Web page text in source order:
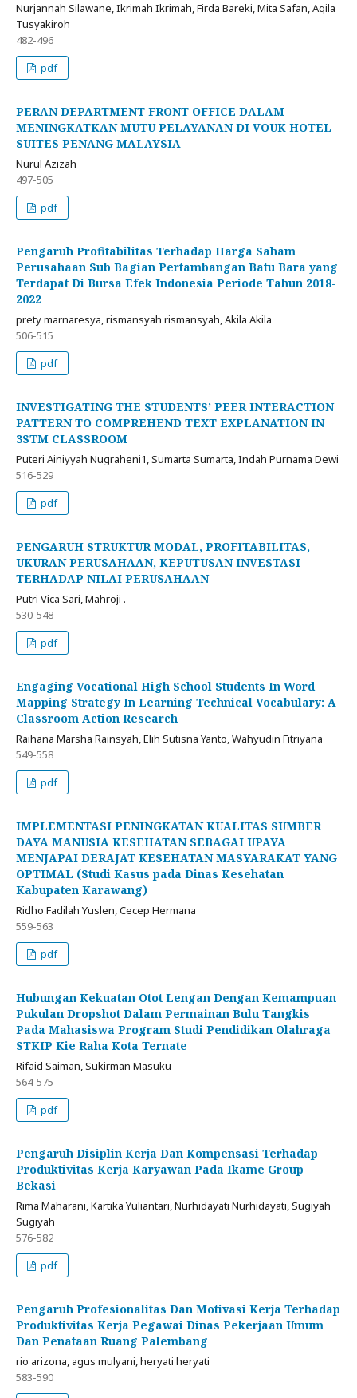
Nurjannah Silawane, Ikrimah Ikrimah, Firda Bareki, Mita Safan, Aqila
Tusyakiroh
482-496
pdf
PERAN DEPARTMENT FRONT OFFICE DALAM
MENINGKATKAN MUTU PELAYANAN DI VOUK HOTEL
SUITES PENANG MALAYSIA
Nurul Azizah
497-505
pdf
Pengaruh Profitabilitas Terhadap Harga Saham
Perusahaan Sub Bagian Pertambangan Batu Bara yang
Terdapat Di Bursa Efek Indonesia Periode Tahun 2018-
2022
prety marnaresya, rismansyah rismansyah, Akila Akila
506-515
pdf
INVESTIGATING THE STUDENTS’ PEER INTERACTION
PATTERN TO COMPREHEND TEXT EXPLANATION IN
3STM CLASSROOM
Puteri Ainiyyah Nugraheni1, Sumarta Sumarta, Indah Purnama Dewi
516-529
pdf
PENGARUH STRUKTUR MODAL, PROFITABILITAS,
UKURAN PERUSAHAAN, KEPUTUSAN INVESTASI
TERHADAP NILAI PERUSAHAAN
Putri Vica Sari, Mahroji .
530-548
pdf
Engaging Vocational High School Students In Word
Mapping Strategy In Learning Technical Vocabulary: A
Classroom Action Research
Raihana Marsha Rainsyah, Elih Sutisna Yanto, Wahyudin Fitriyana
549-558
pdf
IMPLEMENTASI PENINGKATAN KUALITAS SUMBER
DAYA MANUSIA KESEHATAN SEBAGAI UPAYA
MENJAPAI DERAJAT KESEHATAN MASYARAKAT YANG
OPTIMAL (Studi Kasus pada Dinas Kesehatan
Kabupaten Karawang)
Ridho Fadilah Yuslen, Cecep Hermana
559-563
pdf
Hubungan Kekuatan Otot Lengan Dengan Kemampuan
Pukulan Dropshot Dalam Permainan Bulu Tangkis
Pada Mahasiswa Program Studi Pendidikan Olahraga
STKIP Kie Raha Kota Ternate
Rifaid Saiman, Sukirman Masuku
564-575
pdf
Pengaruh Disiplin Kerja Dan Kompensasi Terhadap
Produktivitas Kerja Karyawan Pada Ikame Group
Bekasi
Rima Maharani, Kartika Yuliantari, Nurhidayati Nurhidayati, Sugiyah
Sugiyah
576-582
pdf
Pengaruh Profesionalitas Dan Motivasi Kerja Terhadap
Produktivitas Kerja Pegawai Dinas Pekerjaan Umum
Dan Penataan Ruang Palembang
rio arizona, agus mulyani, heryati heryati
583-590